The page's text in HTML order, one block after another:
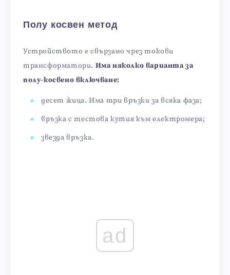
Полу косвен метод
Устройството е свързано чрез токови
трансформатори. Има няколко варианта за
полу-косвено включване:
десет жица. Има три връзки за всяка фаза;
връзка с тестова кутия към електромера;
звезда връзка.
ad